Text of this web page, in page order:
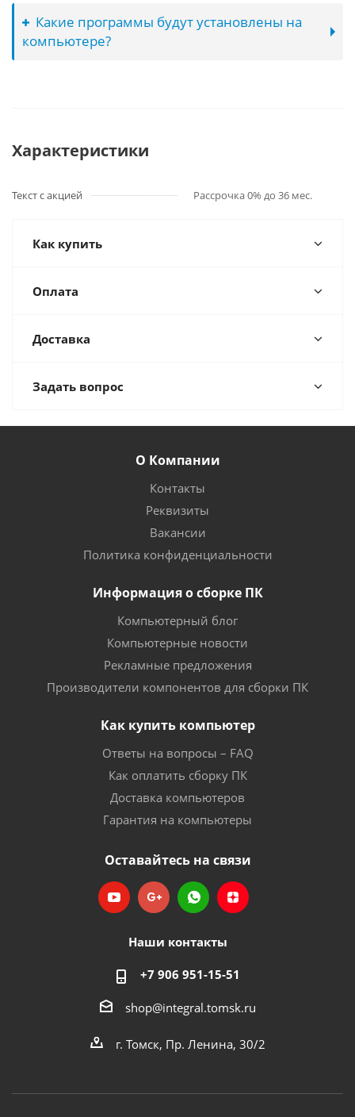
Какие программы будут установлены на
компьютере?
Характеристики
Текст с акцией Рассрочка 0% до 36 мес.
Как купить
Оплата
Доставка
Задать вопрос
О Компании
Контакты
Реквизиты
Вакансии
Политика конфиденциальности
Информация о сборке ПК
Компьютерный блог
Компьютерные новости
Рекламные предложения
Производители компонентов для сборки ПК
Как купить компьютер
Ответы на вопросы – FAQ
Как оплатить сборку ПК
Доставка компьютеров
Гарантия на компьютеры
Оставайтесь на связи
Наши контакты
+7 906 951-15-51
shop@integral.tomsk.ru
г. Томск, Пр. Ленина, 30/2